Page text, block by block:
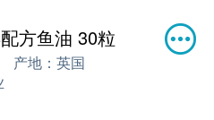
方鱼油 30粒
产地： 英国